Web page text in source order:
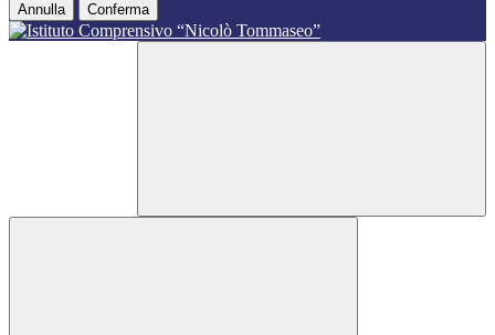
Annulla Conferma